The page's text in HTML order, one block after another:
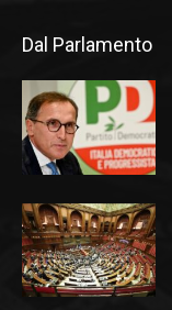
Dal Parlamento